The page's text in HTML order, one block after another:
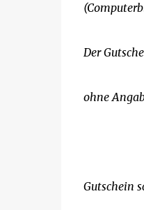
Der
ohne
Gutschein